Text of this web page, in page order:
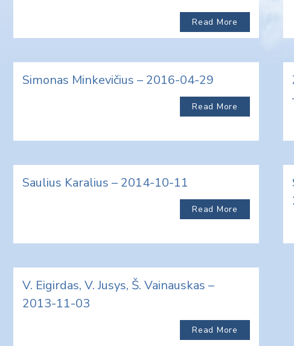
Read More
Simonas Minkevičius – 2016-04-29
Read More
Saulius Karalius – 2014-10-11
Read More
V. Eigirdas, V. Jusys, Š. Vainauskas –
2013-11-03
Read More